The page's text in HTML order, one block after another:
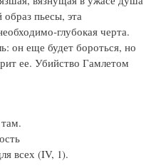
пьесы, эта
черта.
он еще будет бороться, но
ее. Убийство Гамлетом
всех (IV, 1).